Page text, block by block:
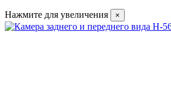
Нажмите для увеличения ×